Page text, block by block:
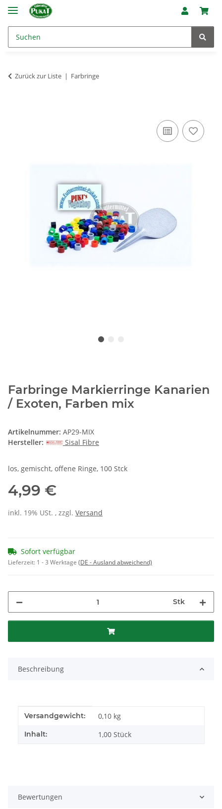
Zurück zur Liste Farbringe
Farbringe Markierringe Kanarien
/ Exoten, Farben mix
Artikelnummer: AP29-MIX
Hersteller:
Sisal Fibre
los, gemischt, offene Ringe, 100 Stck
4,99 €
inkl. 19% USt. , zzgl. Versand
Sofort verfügbar
Lieferzeit: 1 - 3 Werktage (DE - Ausland abweichend)
Stk
Beschreibung
Produkteigenschaft
Wert
Versandgewicht: 0,10 kg
Inhalt: 1,00 Stück
Bewertungen